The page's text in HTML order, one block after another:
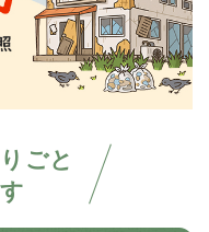
ごと